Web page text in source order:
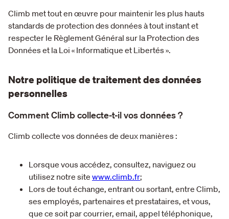
Climb met tout en œuvre pour maintenir les plus hauts
standards de protection des données à tout instant et
respecter le Règlement Général sur la Protection des
Données et la Loi « Informatique et Libertés ».
Notre politique de traitement des données
personnelles
Comment Climb collecte-t-il vos données ?
Climb collecte vos données de deux manières :
Lorsque vous accédez, consultez, naviguez ou
utilisez notre site www.climb.fr;
Lors de tout échange, entrant ou sortant, entre Climb,
ses employés, partenaires et prestataires, et vous,
que ce soit par courrier, email, appel téléphonique,